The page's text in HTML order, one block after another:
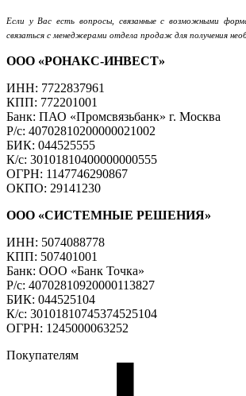
Если у Вас есть вопросы, связанные с возможными
связаться с менеджерами отдела продаж для получения
ООО «РОНАКС-ИНВЕСТ»
ИНН: 7722837961
КПП: 772201001
Банк: ПАО «Промсвязьбанк» г. Москва
Р/с: 40702810200000021002
БИК: 044525555
К/с: 30101810400000000555
ОГРН: 1147746290867
ОКПО: 29141230
ООО «СИСТЕМНЫЕ РЕШЕНИЯ»
ИНН: 5074088778
КПП: 507401001
Банк: ООО «Банк Точка»
Р/с: 40702810920000113827
БИК: 044525104
К/с: 30101810745374525104
ОГРН: 1245000063252
Покупателям